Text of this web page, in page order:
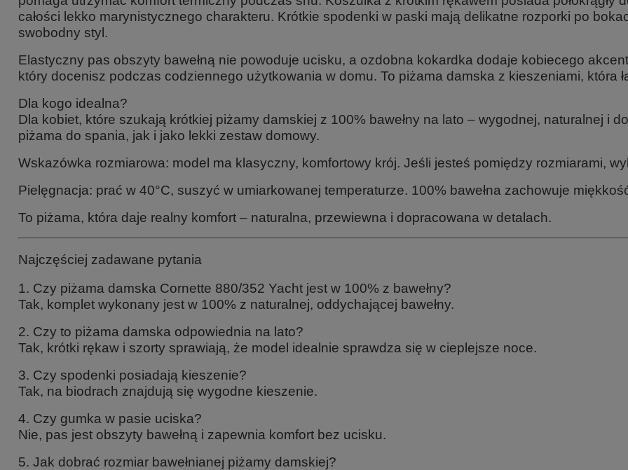
całości lekko marynistycznego charakteru. Krótkie spodenki w paski mają delikatne rozporki po
swobodny styl.
Elastyczny pas obszyty bawełną nie powoduje ucisku, a ozdobna kokardka dodaje kobiecego
który docenisz podczas codziennego użytkowania w domu. To piżama damska z kieszeniami, która
Dla kogo idealna?
Dla kobiet, które szukają krótkiej piżamy damskiej z 100% bawełny na lato – wygodnej, naturalnej i
piżama do spania, jak i jako lekki zestaw domowy.
Wskazówka rozmiarowa: model ma klasyczny, komfortowy krój. Jeśli jesteś pomiędzy rozmiarami,
Pielęgnacja: prać w 40°C, suszyć w umiarkowanej temperaturze. 100% bawełna zachowuje
To piżama, która daje realny komfort – naturalna, przewiewna i dopracowana w detalach.
Najczęściej zadawane pytania
1. Czy piżama damska Cornette 880/352 Yacht jest w 100% z bawełny?
Tak, komplet wykonany jest w 100% z naturalnej, oddychającej bawełny.
2. Czy to piżama damska odpowiednia na lato?
Tak, krótki rękaw i szorty sprawiają, że model idealnie sprawdza się w cieplejsze noce.
3. Czy spodenki posiadają kieszenie?
Tak, na biodrach znajdują się wygodne kieszenie.
4. Czy gumka w pasie uciska?
Nie, pas jest obszyty bawełną i zapewnia komfort bez ucisku.
5. Jak dobrać rozmiar bawełnianej piżamy damskiej?